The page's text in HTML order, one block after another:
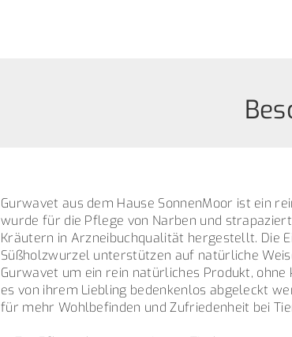
Gurwavet aus dem Hause SonnenMoor ist ein
wurde für die Pflege von Narben und
Kräutern in Arzneibuchqualität hergestellt. Die
Süßholzwurzel unterstützen auf natürliche
Gurwavet um ein rein natürliches Produkt,
es von ihrem Liebling bedenkenlos abgeleckt
für mehr Wohlbefinden und Zufriedenheit bei